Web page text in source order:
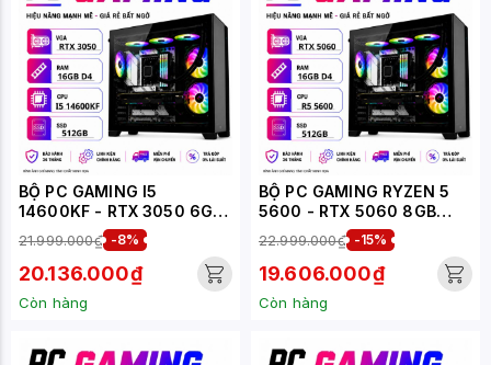
BỘ PC GAMING I5
14600KF - RTX 3050 6GB
(XUEPC034-G)
21.999.000₫ -8%
20.136.000₫
Còn hàng
BỘ PC GAMING RYZEN 5
5600 - RTX 5060 8GB
(XUEPC201-G)
22.999.000₫ -15%
19.606.000₫
Còn hàng